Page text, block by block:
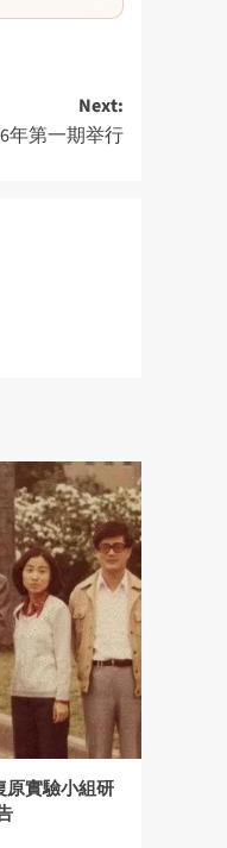
Next:
年第一期举行
原實驗小組研